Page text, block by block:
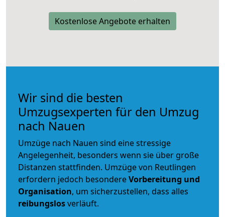
Kostenlose Angebote erhalten
Wir sind die besten
Umzugsexperten für den Umzug
nach Nauen
Umzüge nach Nauen sind eine stressige
Angelegenheit, besonders wenn sie über große
Distanzen stattfinden. Umzüge von Reutlingen
erfordern jedoch besondereVorbereitung und
Organisation, um sicherzustellen, dass alles
reibungslosverläuft.